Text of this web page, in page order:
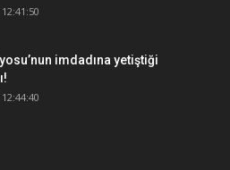
imdadına yetiştiği